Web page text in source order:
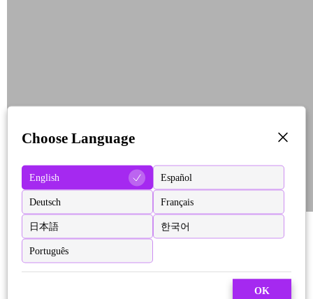
Choose Language
English Español
Deutsch Français
日本語 한국어
Português
OK